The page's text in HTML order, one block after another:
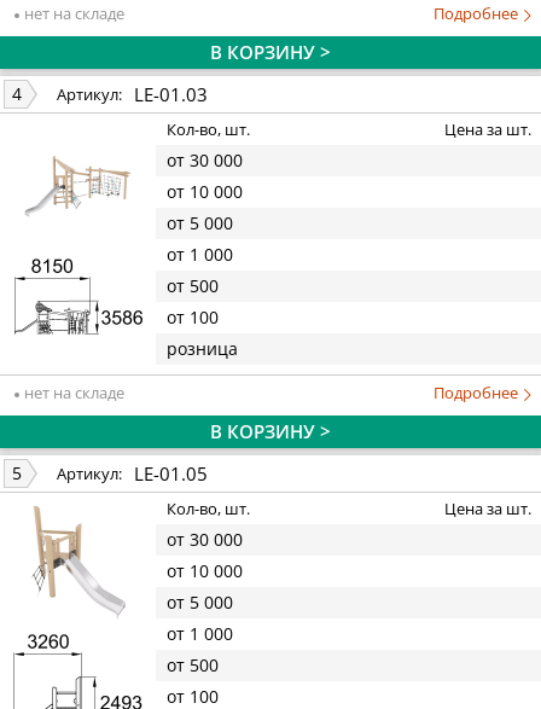
нет на складе Подробнее
В КОРЗИНУ >
4 Артикул: LE-01.03
Кол-во, шт. Цена за шт.
от 30 000
от 10 000
от 5 000
от 1 000
от 500
от 100
розница
нет на складе Подробнее
В КОРЗИНУ >
5 Артикул: LE-01.05
Кол-во, шт. Цена за шт.
от 30 000
от 10 000
от 5 000
от 1 000
от 500
от 100